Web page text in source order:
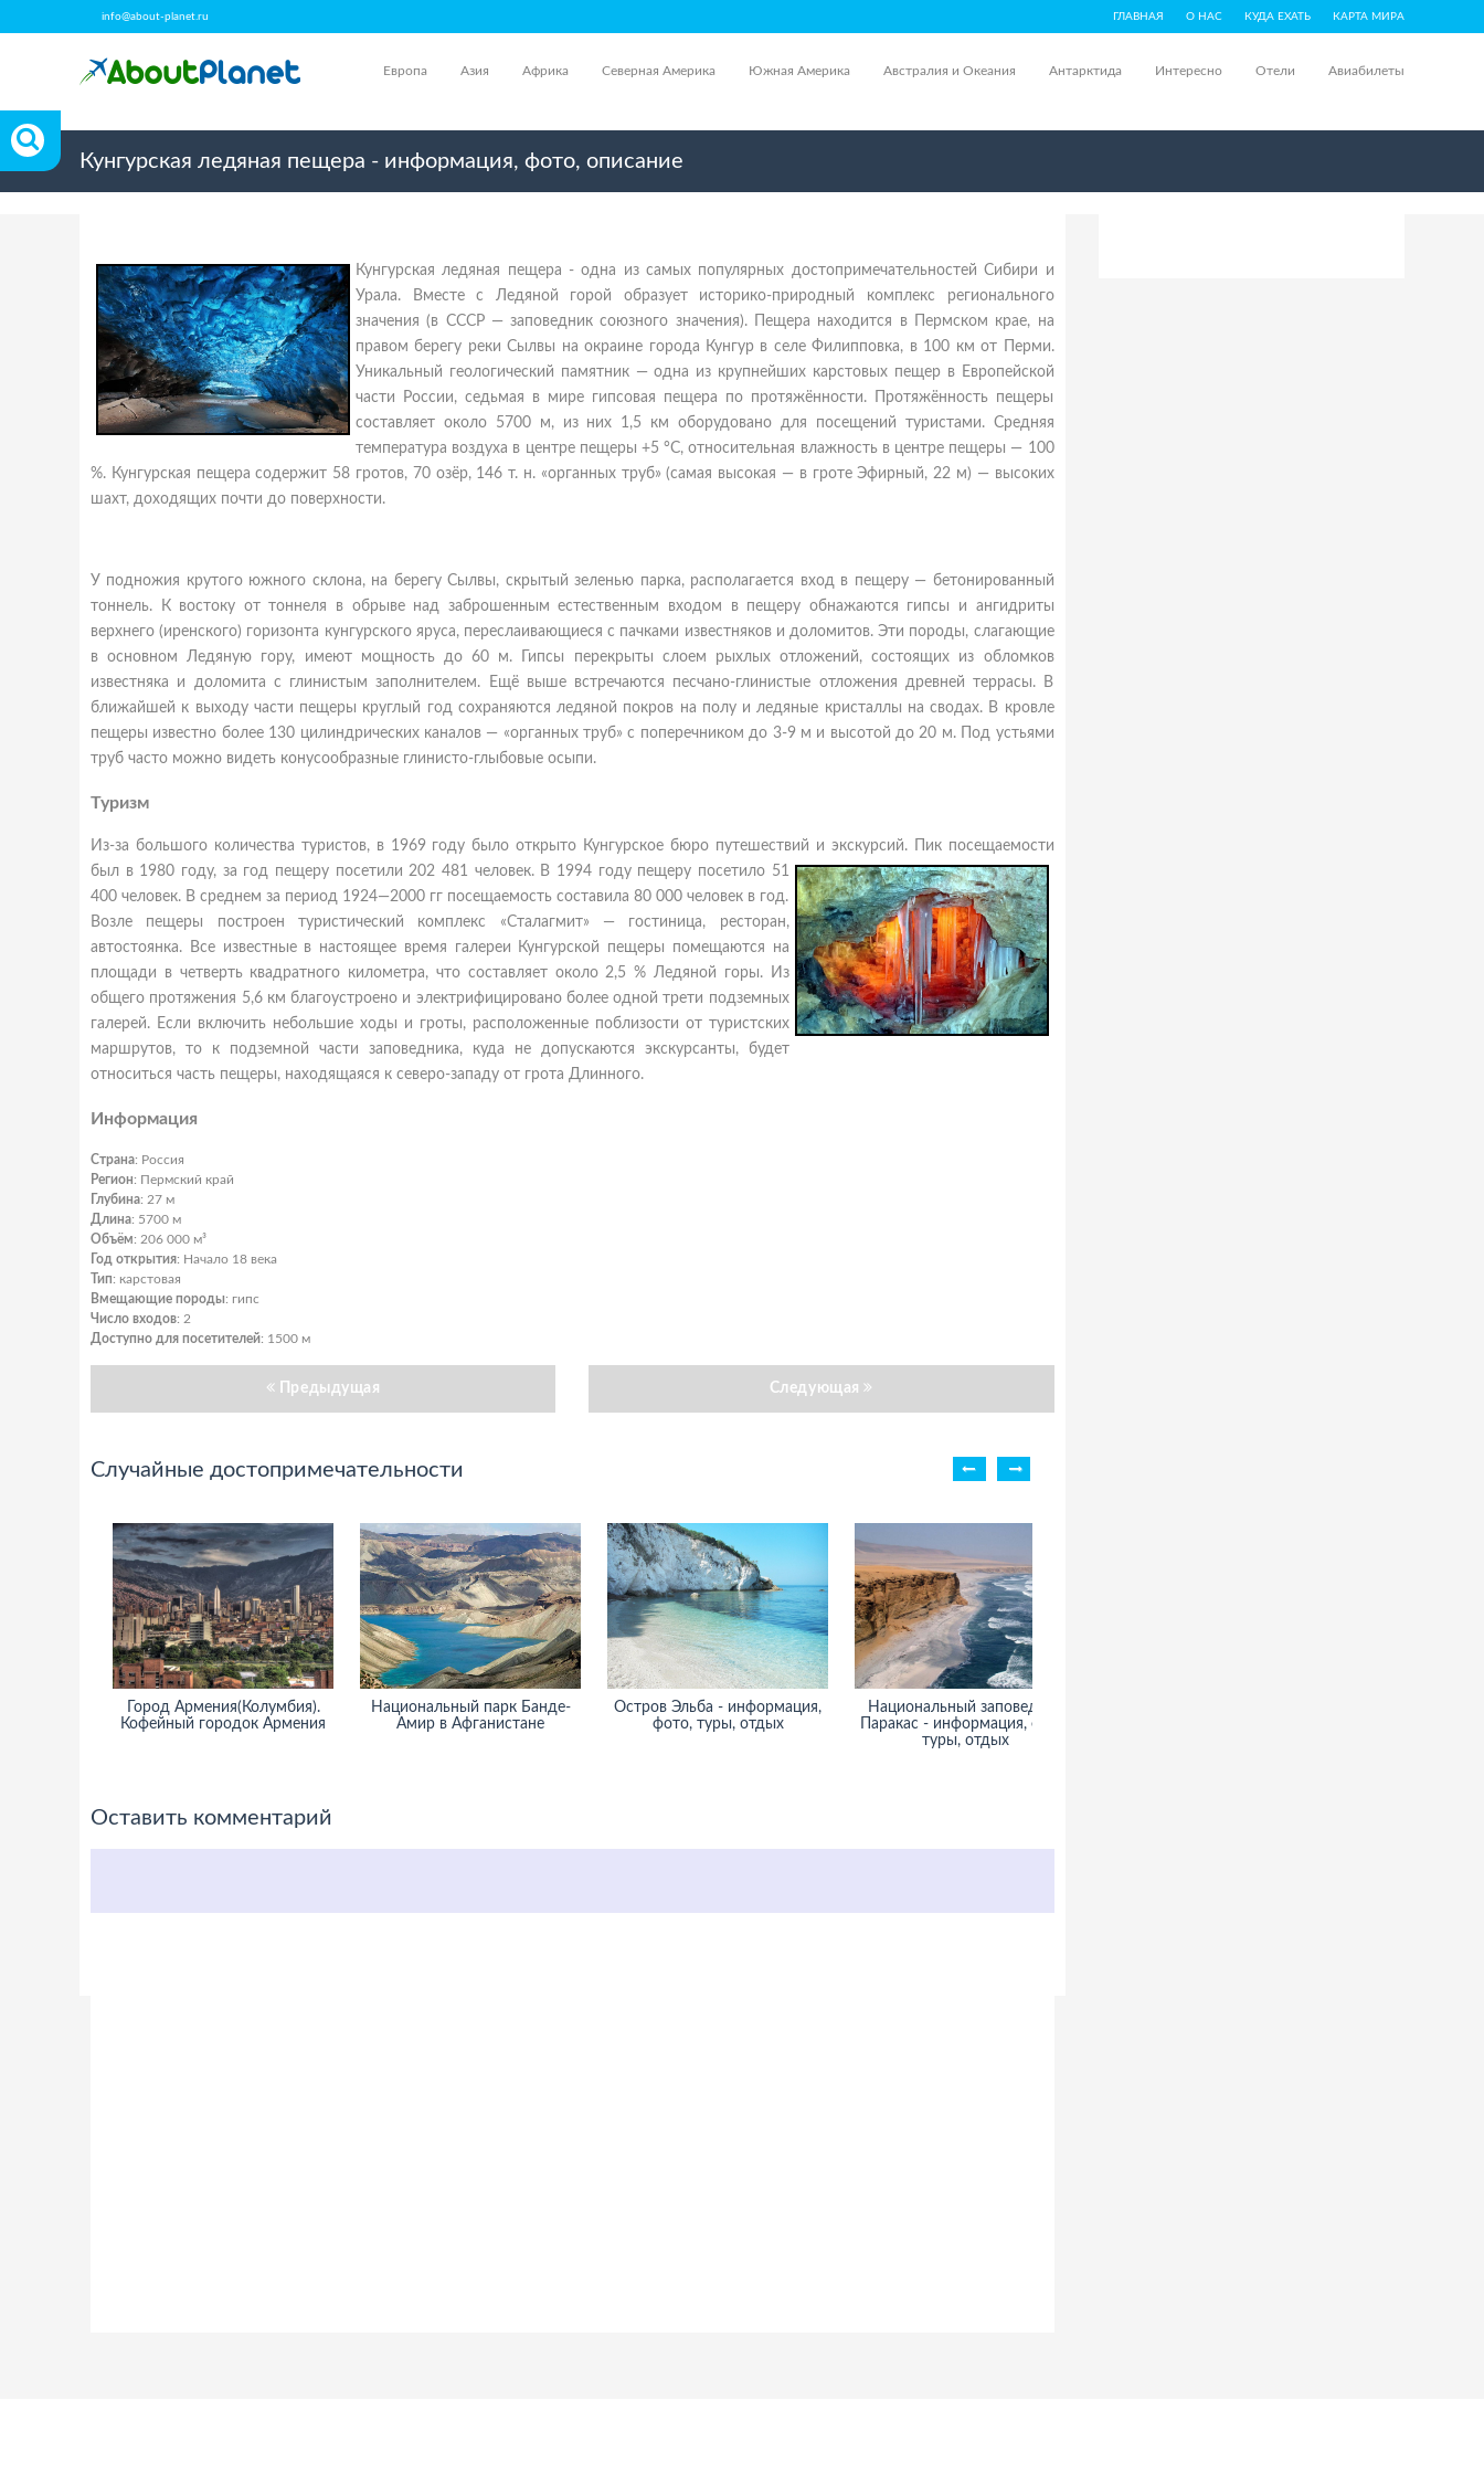
info@about-planet.ru ГЛАВНАЯ О НАС КУДА ЕХАТЬ КАРТА МИРА
Европа Азия Африка Северная Америка Южная Америка Австралия и Океания Антарктида Интересно Отели Авиабилеты
Кунгурская ледяная пещера - информация, фото, описание
Кунгурская ледяная пещера - одна из самых популярных достопримечательностей Сибири и
Урала. Вместе с Ледяной горой образует историко-природный комплекс регионального
значения (в СССР — заповедник союзного значения). Пещера находится в Пермском крае, на
правом берегу реки Сылвы на окраине города Кунгур в селе Филипповка, в 100 км от Перми.
Уникальный геологический памятник — одна из крупнейших карстовых пещер в Европейской
части России, седьмая в мире гипсовая пещера по протяжённости. Протяжённость пещеры
составляет около 5700 м, из них 1,5 км оборудовано для посещений туристами. Средняя
температура воздуха в центре пещеры +5 °C, относительная влажность в центре пещеры — 100
%. Кунгурская пещера содержит 58 гротов, 70 озёр, 146 т. н. «органных труб» (самая высокая — в гроте Эфирный, 22 м) — высоких
шахт, доходящих почти до поверхности.
У подножия крутого южного склона, на берегу Сылвы, скрытый зеленью парка, располагается вход в пещеру — бетонированный
тоннель. К востоку от тоннеля в обрыве над заброшенным естественным входом в пещеру обнажаются гипсы и ангидриты
верхнего (иренского) горизонта кунгурского яруса, переслаивающиеся с пачками известняков и доломитов. Эти породы, слагающие
в основном Ледяную гору, имеют мощность до 60 м. Гипсы перекрыты слоем рыхлых отложений, состоящих из обломков
известняка и доломита с глинистым заполнителем. Ещё выше встречаются песчано-глинистые отложения древней террасы. В
ближайшей к выходу части пещеры круглый год сохраняются ледяной покров на полу и ледяные кристаллы на сводах. В кровле
пещеры известно более 130 цилиндрических каналов — «органных труб» с поперечником до 3-9 м и высотой до 20 м. Под устьями
труб часто можно видеть конусообразные глинисто-глыбовые осыпи.
Туризм
Из-за большого количества туристов, в 1969 году было открыто Кунгурское бюро путешествий и экскурсий. Пик посещаемости
был в1980 году, за год пещеру посетили 202 481 человек. В 1994 году пещеру посетило 51
400 человек. В среднем за период 1924—2000 гг посещаемость составила 80 000 человек в год.
Возле пещеры построен туристический комплекс «Сталагмит» — гостиница, ресторан,
автостоянка. Все известные в настоящее время галереи Кунгурской пещеры помещаются на
площади в четверть квадратного километра, что составляет около 2,5 % Ледяной горы. Из
общего протяжения 5,6 км благоустроено и электрифицировано более одной трети подземных
галерей. Если включить небольшие ходы и гроты, расположенные поблизости от туристских
маршрутов, то к подземной части заповедника, куда не допускаются экскурсанты, будет
относиться часть пещеры, находящаяся к северо-западу от грота Длинного.
Информация
Страна: Россия
Регион: Пермский край
Глубина: 27 м
Длина: 5700 м
Объём: 206 000 м³
Год открытия: Начало 18 века
Тип: карстовая
Вмещающие породы: гипс
Число входов: 2
Доступно для посетителей: 1500 м
Предыдущая Следующая
Случайные достопримечательности
Город Армения(Колумбия).
Кофейный городок Армения
Национальный парк Банде-
Амир в Афганистане
Остров Эльба - информация,
фото, туры, отдых
Национальный заповедник
Паракас - информация, фото,
туры, отдых
Оставить комментарий